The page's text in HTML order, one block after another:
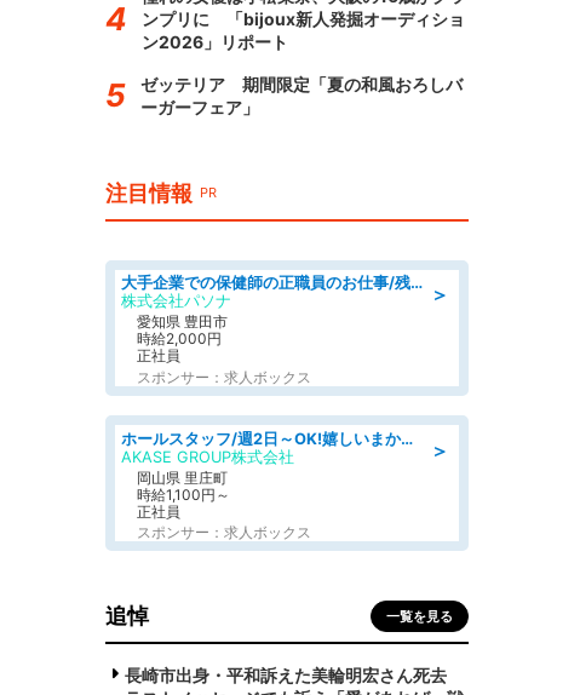
ンプリに 「bijoux新人発掘オーディショ
ン2026」リポート
ゼッテリア 期間限定「夏の和風おろしバ
ーガーフェア」
注目情報 PR
＞
大手企業での保健師の正職員のお仕事/残業なし/要資格:保健師
株式会社パソナ
愛知県 豊田市
時給2,000円
正社員
スポンサー：求人ボックス
＞
ホールスタッフ/週2日～OK!嬉しいまかない付き/岡山県/浅口郡里庄町
AKASE GROUP株式会社
岡山県 里庄町
時給1,100円～
正社員
スポンサー：求人ボックス
追悼 一覧を見る
長崎市出身・平和訴えた美輪明宏さん死去